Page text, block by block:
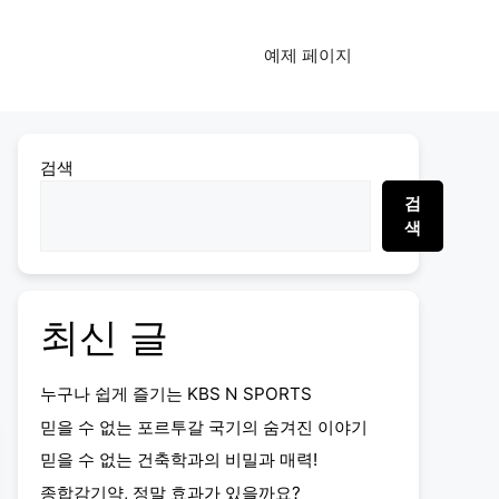
예제 페이지
검색
검
색
최신 글
누구나 쉽게 즐기는 KBS N SPORTS
믿을 수 없는 포르투갈 국기의 숨겨진 이야기
믿을 수 없는 건축학과의 비밀과 매력!
종합감기약, 정말 효과가 있을까요?